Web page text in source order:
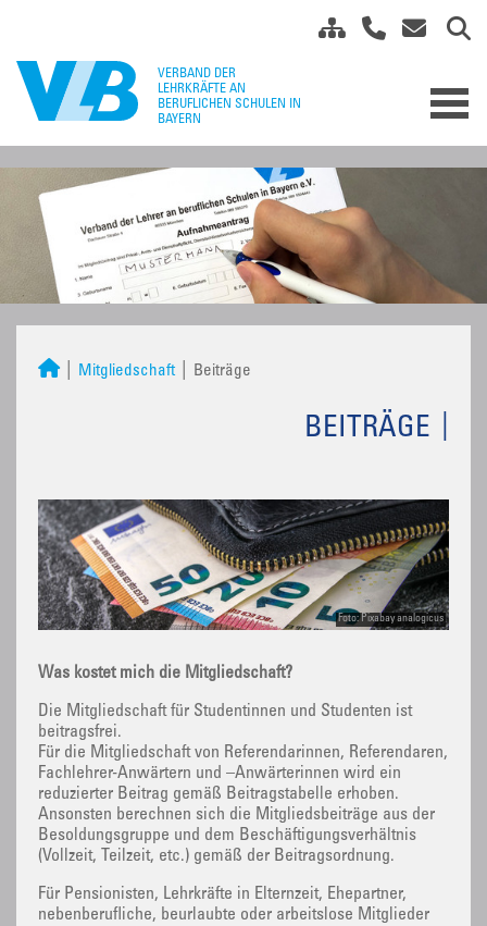
Mitgliedschaft Beiträge
BEITRÄGE
Foto: Pixabay analogicus
Was kostet mich die Mitgliedschaft?
Die Mitgliedschaft für Studentinnen und Studenten ist
beitragsfrei.
Für die Mitgliedschaft von Referendarinnen, Referendaren,
Fachlehrer-Anwärtern und –Anwärterinnen wird ein
reduzierter Beitrag gemäß Beitragstabelle erhoben.
Ansonsten berechnen sich die Mitgliedsbeiträge aus der
Besoldungsgruppe und dem Beschäftigungsverhältnis
(Vollzeit, Teilzeit, etc.) gemäß der Beitragsordnung.
Für Pensionisten, Lehrkräfte in Elternzeit, Ehepartner,
nebenberufliche, beurlaubte oder arbeitslose Mitglieder